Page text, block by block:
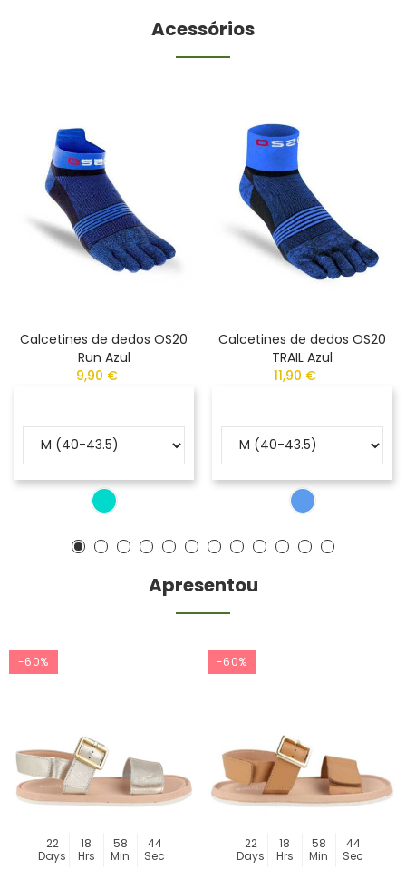
Acessórios
Calcetines de dedos OS20
Run Azul
9,90 €
Calcetines de dedos OS20
TRAIL Azul
11,90 €
Apresentou
-60%
22
Days
18
Hrs
58
Min
44
Sec
-60%
22
Days
18
Hrs
58
Min
44
Sec